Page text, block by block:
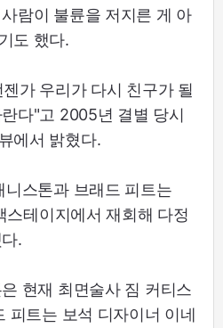
람이 불륜을 저지른 게 아
도 했다.
가 우리가 다시 친구가 될
다"고 2005년 결별 당시
에서 밝혔다.
스톤과 브래드 피트는
스테이지에서 재회해 다정
.
현재 최면술사 짐 커티스
피트는 보석 디자이너 이네